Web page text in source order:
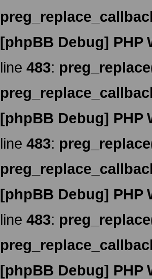
[phpBB Debug] PHP
line 483:
[phpBB Debug] PHP
line 483:
[phpBB Debug] PHP
line 483:
[phpBB Debug] PHP